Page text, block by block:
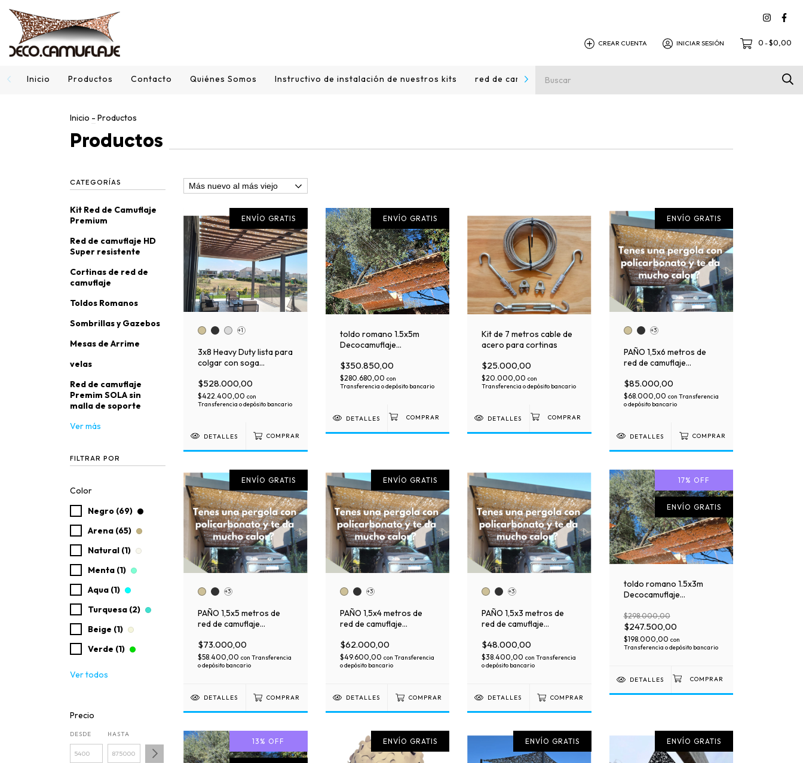
CREAR CUENTA INICIAR SESIÓN 0 -$0,00
Inicio Productos Contacto Quiénes Somos Instructivo de instalación de nuestros kits red de camuflaje sola
Inicio - Productos
Productos
CATEGORÍAS
Kit Red de Camuflaje
Premium
Red de camuflaje HD
Super resistente
Cortinas de red de
camuflaje
Toldos Romanos
Sombrillas y Gazebos
Mesas de Arrime
velas
Red de camuflaje
Premim SOLA sin
malla de soporte
Ver más
FILTRAR POR
Color
Negro (69)
Arena (65)
Natural (1)
Menta (1)
Aqua (1)
Turquesa (2)
Beige (1)
Verde (1)
Ver todos
Precio
DESDE HASTA
ENVÍO GRATIS
+1
3x8 Heavy Duty lista para
colgar con soga
$528.000,00
$422.400,00 con
Transferencia o depósito bancario
DETALLES COMPRAR
ENVÍO GRATIS
toldo romano 1.5x5m
Decocamuflaje
$350.850,00
$280.680,00 con
Transferencia o depósito bancario
DETALLES
Kit de 7 metros cable de
acero para cortinas
$25.000,00
$20.000,00 con
Transferencia o depósito bancario
DETALLES
ENVÍO GRATIS
+3
PAÑO 1,5x6 metros de
red de camuflaje
$85.000,00
$68.000,00 con Transferencia
o depósito bancario
DETALLES COMPRAR
ENVÍO GRATIS
+3
PAÑO 1,5x5 metros de
red de camuflaje
$73.000,00
$58.400,00 con Transferencia
o depósito bancario
DETALLES COMPRAR
ENVÍO GRATIS
+3
PAÑO 1,5x4 metros de
red de camuflaje
$62.000,00
$49.600,00 con Transferencia
o depósito bancario
DETALLES COMPRAR
+3
PAÑO 1,5x3 metros de
red de camuflaje
$48.000,00
$38.400,00 con Transferencia
o depósito bancario
DETALLES COMPRAR
17% OFF
ENVÍO GRATIS
toldo romano 1.5x3m
Decocamuflaje
$298.000,00
$247.500,00
$198.000,00 con
Transferencia o depósito bancario
DETALLES
13 % OFF ENVÍO GRATIS ENVÍO GRATIS ENVÍO GRATIS